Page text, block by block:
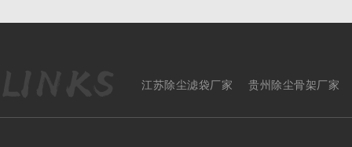
江苏除尘滤袋厂家 贵州除尘骨架厂家